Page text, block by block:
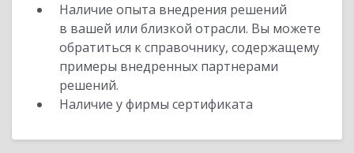
Наличие опыта внедрения решений
в вашей или близкой отрасли. Вы можете
обратиться к справочнику, содержащему
примеры внедренных партнерами
решений.
Наличие у фирмы сертификата